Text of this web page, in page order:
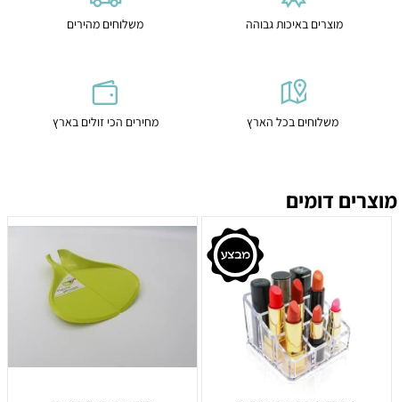
מוצרים באיכות גבוהה משלוחים מהירים
משלוחים בכל הארץ מחירים הכי זולים בארץ
מוצרים דומים